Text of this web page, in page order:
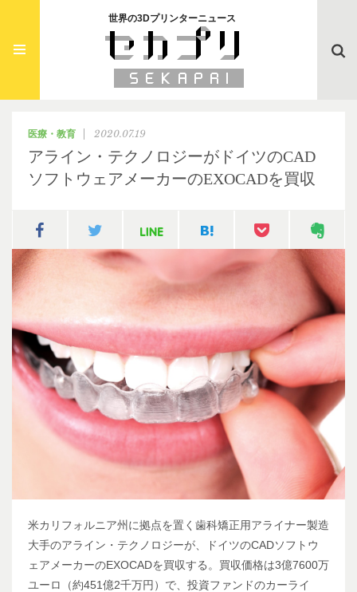
世界の3Dプリンターニュース
医療・教育 2020.07.19
アライン・テクノロジーがドイツのCAD
ソフトウェアメーカーのEXOCADを買収
米カリフォルニア州に拠点を置く歯科矯正用アライナー製造
大手のアライン・テクノロジーが、ドイツのCADソフトウ
ェアメーカーのEXOCADを買収する。買収価格は3億7600万
ユーロ（約451億2千万円）で、投資ファンドのカーライ